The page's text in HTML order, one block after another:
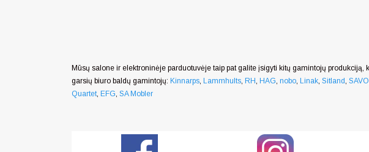
Mūsų salone ir elektroninėje parduotuvėje taip pat galite įsigyti kitų gamintojų
garsių biuro baldų gamintojų: Kinnarps Lammhults RH HAG nobo Linak Sitland SAVO
Quartet, EFG SA Mobler